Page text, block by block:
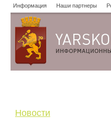
Информация Наши партнеры
Новости